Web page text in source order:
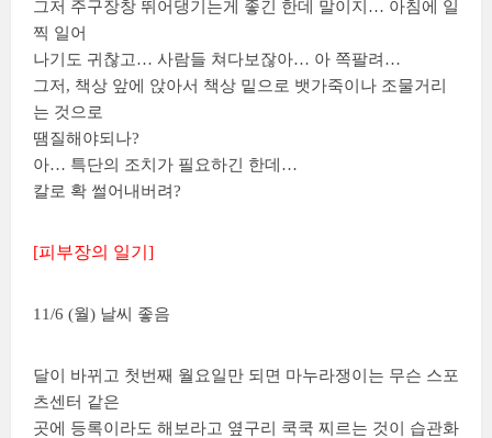
그저 주구장창 뛰어댕기는게 좋긴 한데 말이지… 아침에 일
찍 일어
나기도 귀찮고… 사람들 쳐다보잖아… 아 쪽팔려…
그저, 책상 앞에 앉아서 책상 밑으로 뱃가죽이나 조물거리
는 것으로
땜질해야되나?
아… 특단의 조치가 필요하긴 한데…
칼로 확 썰어내버려?
[피부장의 일기]
11/6 (월) 날씨 좋음
달이 바뀌고 첫번째 월요일만 되면 마누라쟁이는 무슨 스포
츠센터 같은
곳에 등록이라도 해보라고 옆구리 쿡쿡 찌르는 것이 습관화